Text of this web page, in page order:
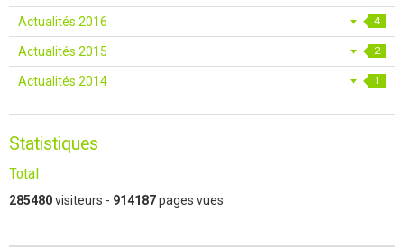
Actualités 2016 4
Actualités 2015 2
Actualités 2014 1
Statistiques
Total
285480visiteurs - 914187pages vues